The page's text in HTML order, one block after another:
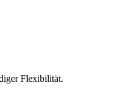
Flexibilität.